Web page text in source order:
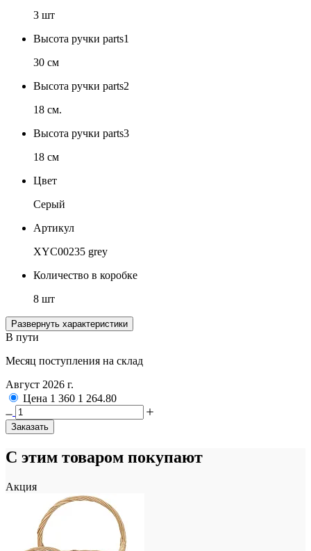
3 шт
Высота ручки parts1
30 см
Высота ручки parts2
18 см.
Высота ручки parts3
18 см
Цвет
Серый
Артикул
XYC00235 grey
Количество в коробке
8 шт
Развернуть характеристики
В пути
Месяц поступления на склад
Август 2026 г.
Цена 1 360 1 264.80
Заказать
С этим товаром покупают
Акция